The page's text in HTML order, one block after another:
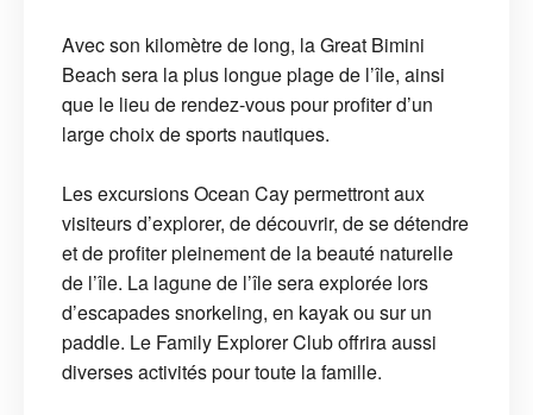
Avec son kilomètre de long, la Great Bimini
Beach sera la plus longue plage de l’île, ainsi
que le lieu de rendez-vous pour profiter d’un
large choix de sports nautiques.
Les excursions Ocean Cay permettront aux
visiteurs d’explorer, de découvrir, de se détendre
et de profiter pleinement de la beauté naturelle
de l’île. La lagune de l’île sera explorée lors
d’escapades snorkeling, en kayak ou sur un
paddle. Le Family Explorer Club offrira aussi
diverses activités pour toute la famille.